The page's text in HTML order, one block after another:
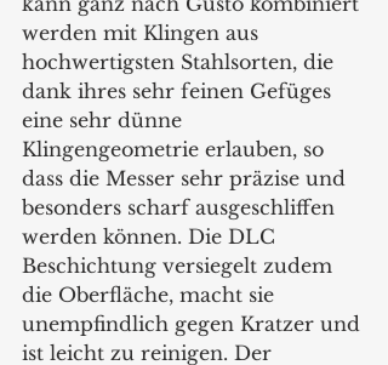
werden mit Klingen aus
hochwertigsten Stahlsorten, die
dank ihres sehr feinen Gefüges
eine sehr dünne
Klingengeometrie erlauben, so
dass die Messer sehr präzise und
besonders scharf ausgeschliffen
werden können. Die DLC
Beschichtung versiegelt zudem
die Oberfläche, macht sie
unempfindlich gegen Kratzer und
ist leicht zu reinigen. Der